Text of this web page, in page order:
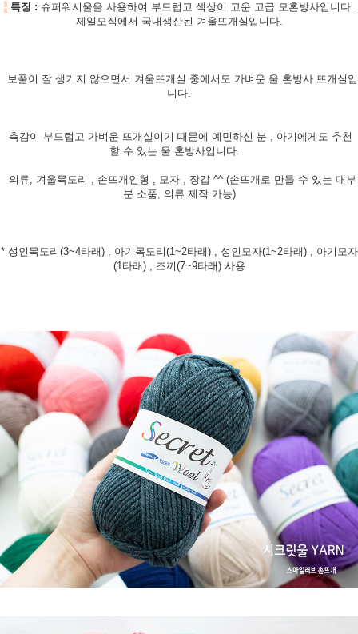
- 특징 : 슈퍼워시울을 사용하여 부드럽고 색상이 고운 고급 모혼방사입니다.
제일모직에서 국내생산된 겨울뜨개실입니다.
보풀이 잘 생기지 않으면서 겨울뜨개실 중에서도 가벼운 울 혼방사 뜨개실입
니다.
촉감이 부드럽고 가벼운 뜨개실이기 때문에 예민하신 분 , 아기에게도 추천
할 수 있는 울 혼방사입니다.
의류, 겨울목도리 , 손뜨개인형 , 모자 , 장갑 ^^ (손뜨개로 만들 수 있는 대부
분 소품, 의류 제작 가능)
* 성인목도리(3~4타래) , 아기목도리(1~2타래) , 성인모자(1~2타래) , 아기모자
(1타래) , 조끼(7~9타래) 사용